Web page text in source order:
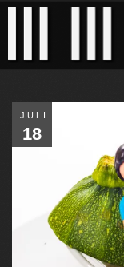
JULI
18